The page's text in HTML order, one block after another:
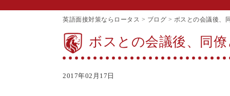
英語面接対策ならロータス > ブログ > ボスとの会議後、
ボスとの会議後、同
2017年02月17日